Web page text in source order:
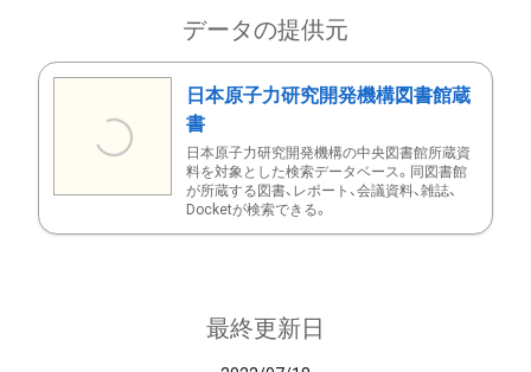
データの提供元
日本原子力研究開発機構図書館蔵
書
日本原子力研究開発機構の中央図書館所蔵資
料を対象とした検索データベース。同図書館
が所蔵する図書、レポート、会議資料、雑誌、
Docketが検索できる。
最終更新日